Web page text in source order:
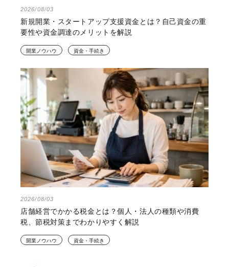
2026/08/03
新規開業・スタートアップ支援資金とは？自己資金の重
要性や資金調達のメリットを解説
開業ノウハウ 資金・手続き
2026/08/03
店舗経営でかかる税金とは？個人・法人の種類や消費
税、節税対策までわかりやすく解説
開業ノウハウ 資金・手続き